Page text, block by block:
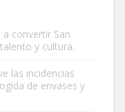
a convertir San
y cultura.
las incidencias
de envases y